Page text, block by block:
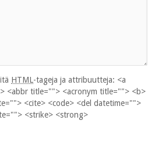
HTML-tageja ja attribuutteja: <a
<abbr title=""> <acronym title=""> <b>
<cite> <code> <del datetime="">
<strike> <strong>